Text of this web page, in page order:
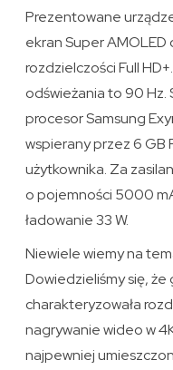
Prezentowane
ekran Super
rozdzielczości Full
odświeżania to 90
procesor Samsung
wspierany przez 6 GB
użytkownika. Za
o pojemności 5000
ładowanie 33 W.
Niewiele wiemy na
Dowiedzieliśmy się,
charakteryzowała
nagrywanie wideo w
najpewniej